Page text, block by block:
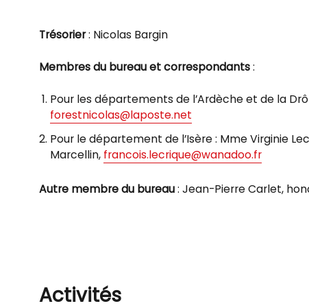
Trésorier: Nicolas Bargin
Membres du bureau et correspondants:
Pour les départements de l’Ardèche et de la
forestnicolas@laposte.net
Pour le département de l’Isère : Mme Virginie
Marcellin, francois.lecrique@wanadoo.fr
Autre membre du bureau: Jean-Pierre Carlet,
Activités